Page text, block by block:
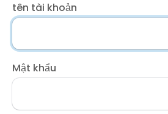
tên tài khoản
Mật khẩu